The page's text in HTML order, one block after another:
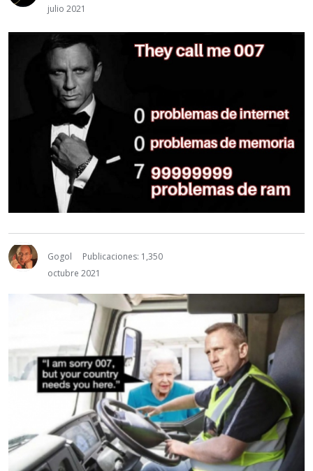
julio 2021
Gogol
Publicaciones: 1,350
octubre 2021